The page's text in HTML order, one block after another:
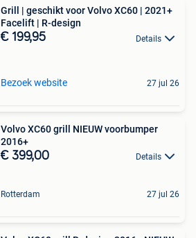
Grill | geschikt voor Volvo XC60 | 2021+
Facelift | R-design
€ 199,95 Details
Bezoek website 27 jul 26
Volvo XC60 grill NIEUW voorbumper
2016+
€ 399,00 Details
Rotterdam 27 jul 26